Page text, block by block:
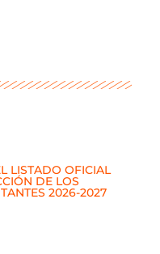
LISTADO OFICIAL
DE LOS
2026-2027